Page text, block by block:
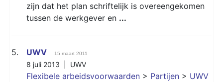
zijn dat het plan schriftelijk is overeengekomen
tussen de werkgever en ...
5. UWV 15 maart 2011
8 juli 2013 | UWV
Flexibele arbeidsvoorwaarden > Partijen > UWV